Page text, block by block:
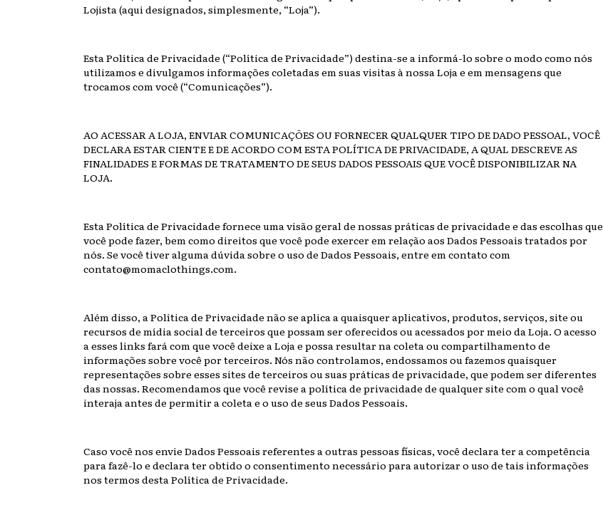
Lojista (aqui designados, simplesmente, “Loja”).
Esta Política de Privacidade (“Política de Privacidade”) destina-se a informá-lo sobre o modo como nós
utilizamos e divulgamos informações coletadas em suas visitas à nossa Loja e em mensagens que
trocamos com você (“Comunicações”).
AO ACESSAR A LOJA, ENVIAR COMUNICAÇÕES OU FORNECER QUALQUER TIPO DE DADO PESSOAL, VOCÊ
DECLARA ESTAR CIENTE E DE ACORDO COM ESTA POLÍTICA DE PRIVACIDADE, A QUAL DESCREVE AS
FINALIDADES E FORMAS DE TRATAMENTO DE SEUS DADOS PESSOAIS QUE VOCÊ DISPONIBILIZAR NA
LOJA.
Esta Política de Privacidade fornece uma visão geral de nossas práticas de privacidade e das escolhas que
você pode fazer, bem como direitos que você pode exercer em relação aos Dados Pessoais tratados por
nós. Se você tiver alguma dúvida sobre o uso de Dados Pessoais, entre em contato com
contato@momaclothings.com.
Além disso, a Política de Privacidade não se aplica a quaisquer aplicativos, produtos, serviços, site ou
recursos de mídia social de terceiros que possam ser oferecidos ou acessados por meio da Loja. O acesso
a esses links fará com que você deixe a Loja e possa resultar na coleta ou compartilhamento de
informações sobre você por terceiros. Nós não controlamos, endossamos ou fazemos quaisquer
representações sobre esses sites de terceiros ou suas práticas de privacidade, que podem ser diferentes
das nossas. Recomendamos que você revise a política de privacidade de qualquer site com o qual você
interaja antes de permitir a coleta e o uso de seus Dados Pessoais.
Caso você nos envie Dados Pessoais referentes a outras pessoas físicas, você declara ter a competência
para fazê-lo e declara ter obtido o consentimento necessário para autorizar o uso de tais informações
nos termos desta Política de Privacidade.